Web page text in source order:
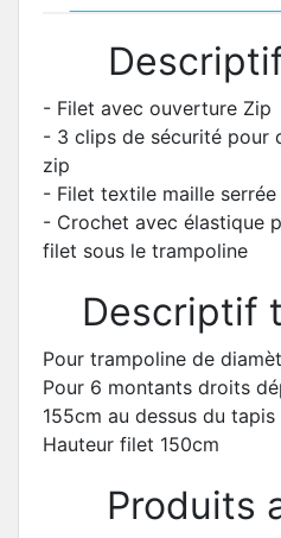
- Filet avec ouverture Zip
- 3 clips de sécurité pour
zip
- Filet textile maille serrée
- Crochet avec élastique
filet sous le trampoline
Descriptif
Pour trampoline de
Pour 6 montants droits
155cm au dessus du tapis
Hauteur filet 150cm
Produits